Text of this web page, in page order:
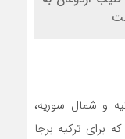
و شمال سوریه،
برای ترکیه برجا